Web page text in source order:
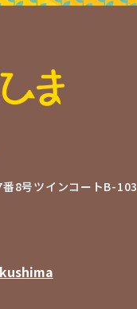
8号ツインコートB-103